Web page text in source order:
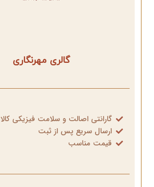
گالری مهرنگاری
گارانتی اصالت و سلامت فیزیکی کالا
ارسال سریع پس از ثبت
قیمت مناسب